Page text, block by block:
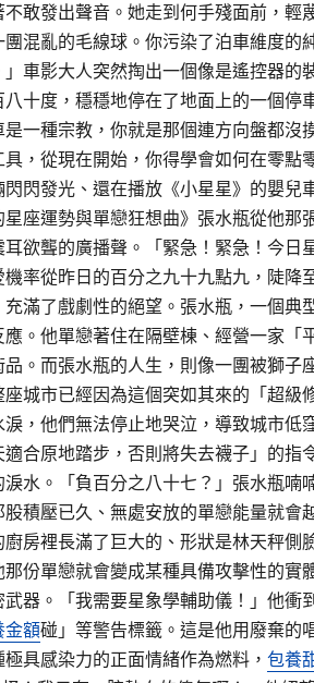
敢發出聲音。她走到何手殘面前，輕
團混亂的毛線球。你污染了泊車維度
車影大人突然掏出一個像是遙控器
八十度，穩穩地停在了地面上的一個
一種宗教，你就是那個連方向盤都
，從現在開始，你得學會如何在零
閃發光、還在播放《小星星》的嬰
座運勢與單戀狂想曲》張水瓶從他
欲聾的廣播聲。「緊急！緊急！今
率從昨日的百分之九十九點九，陡
滿了戲劇性的絕望。張水瓶，一個
。他單戀著住在隔壁棟、經營一家
。而張水瓶的人生，則像一團被獅子
城市已經因為這個突如其來的「超
，他們無法停止地哭泣，導致城市
合原地踏步，否則將失去襪子」的
水。「負百分之八十七？」張水瓶
積壓已久、無處安放的單戀能量就
房裡長滿了巨大的、形狀是林天秤
份單戀就會變成某種具備攻擊性的
器。「我需要星象學輔助儀！」他
金額碰」等警告標籤。這是他用廢棄的
具感染力的正面情緒作為燃料， 包養